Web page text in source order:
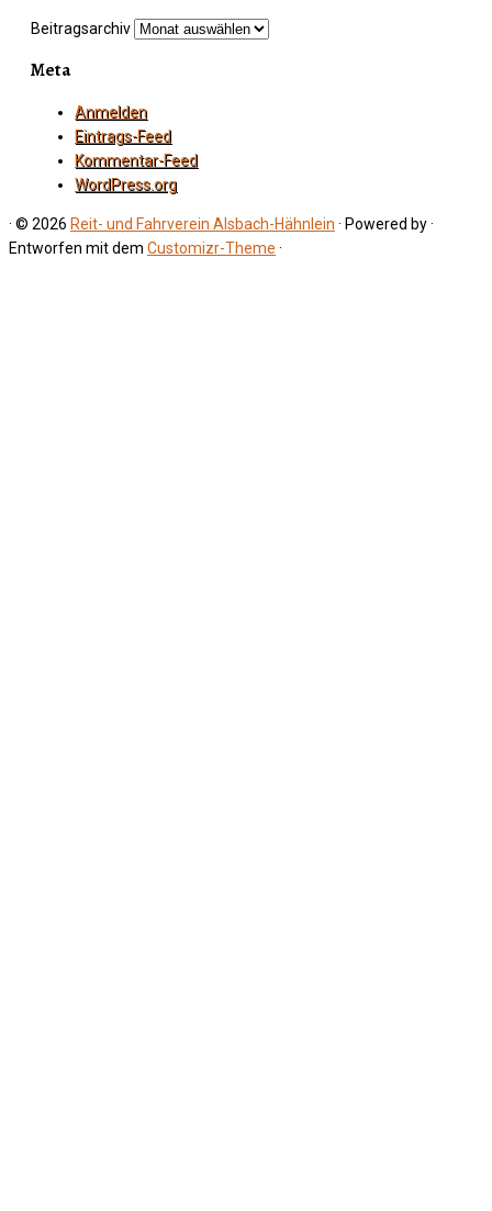
Beitragsarchiv
Meta
Anmelden
Eintrags-Feed
Kommentar-Feed
WordPress.org
· © 2026 Reit- und Fahrverein Alsbach-Hähnlein · Powered by·
Entworfen mit dem Customizr-Theme ·